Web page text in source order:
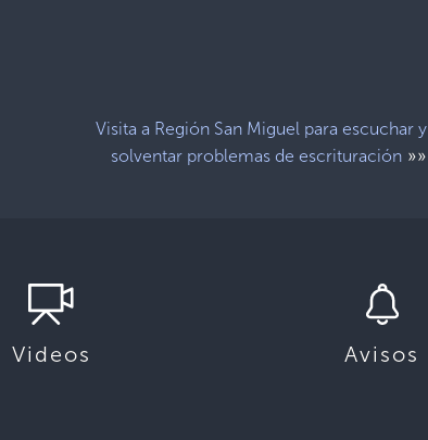
Visita a Región San Miguel para escuchar y
solventar problemas de escrituración»»
Videos Avisos